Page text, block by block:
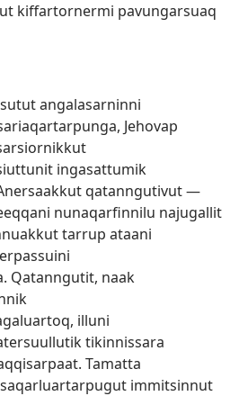
kiffartornermi pavungarsuaq
angalasarninni
Jehovap
ingasattumik
qatanngutivut —
nunaqarfinnilu najugallit
tarrup ataani
Qatanngutit, naak
illuni
tikinnissara
Tamatta
immitsinnut